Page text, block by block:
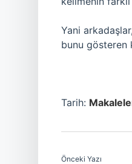
Yani
bunu gösteren
Tarih:
Önceki Yazı